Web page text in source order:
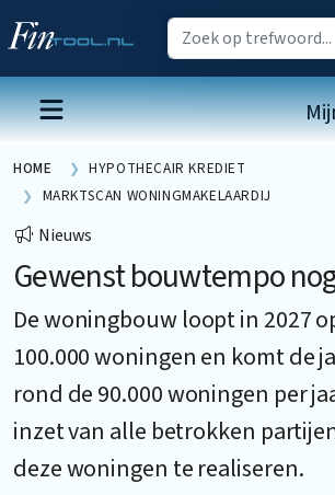
HOME
HYPOTHECAIR KREDIET
MARKTSCAN WONINGMAKELAARDIJ
Nieuws
Gewenst bouwtempo
De woningbouw loopt in 2027
100.000 woningen en komt de
rond de 90.000 woningen per
inzet van alle betrokken
deze woningen te realiseren.